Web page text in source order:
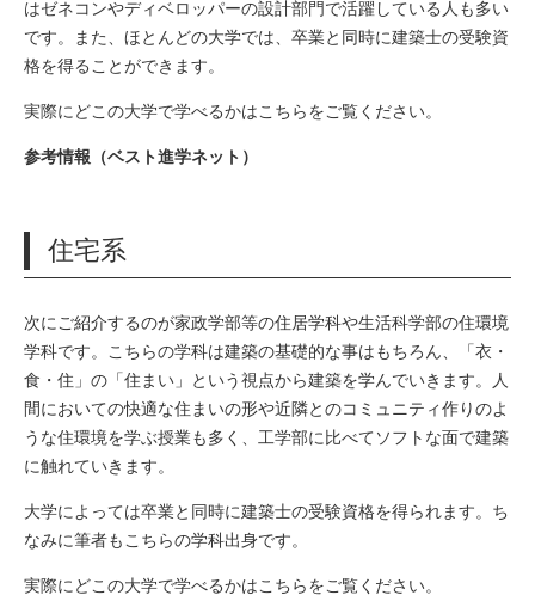
はゼネコンやディベロッパーの設計部門で活躍している人も多い
です。
また、ほとんどの大学では、卒業と同時に建築士の受験資
格を得ることができます。
実際にどこの大学で学べるかはこちらをご覧ください。
参考情報（ベスト進学ネット）
住宅系
次にご紹介するのが家政学部等の住居学科や生活科学部の住環境
学科です。
こちらの学科は建築の基礎的な事はもちろん、「衣・
食・住」の「住まい」という視点から建築を学んでいきます。
人
間においての快適な住まいの形や近隣とのコミュニティ作りのよ
うな住環境を学ぶ授業も多く、工学部に比べてソフトな面で建築
に触れていきます。
大学によっては卒業と同時に建築士の受験資格を得られます。 ち
なみに筆者もこちらの学科出身です。
実際にどこの大学で学べるかはこちらをご覧ください。